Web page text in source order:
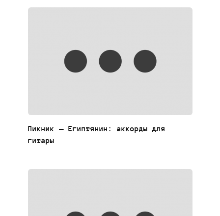
Пикник — Египтянин: аккорды для
гитары